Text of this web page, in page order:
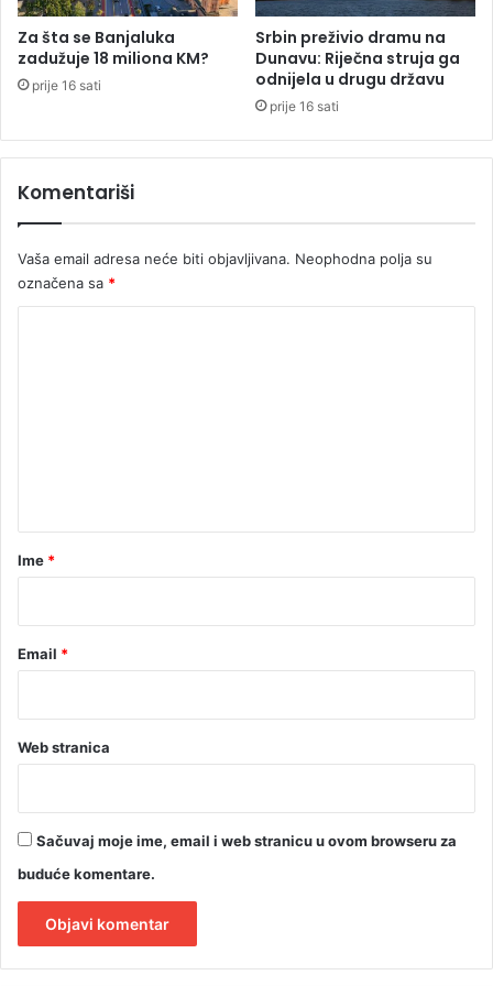
p
o
z
i
a
a
l
o
v
u
Za šta se Banjaluka
zadužuje 18 miliona KM?
prije 16 sati
Srbin preživio dramu na
Dunavu: Riječna struja ga
odnijela u drugu državu
prije 16 sati
Komentariši
Vaša email adresa neće biti objavljivana. Neophodna polja su
označena sa *
rIme *
Email *
Web stranica
Sačuvaj moje ime, email i web stranicu u ovom browseru za
buduće komentare.